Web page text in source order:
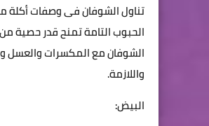
تناول الشوفان فى وصفات أكلة
الحبوب التامة تمنح قدر حصية
الشوفان مع المكسرات والعسل
واللازمة.
البيض: